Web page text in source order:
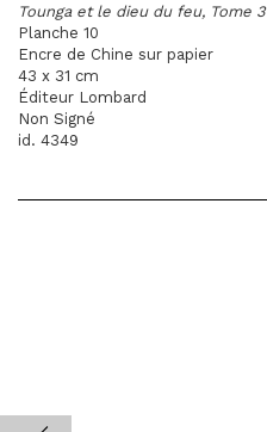
Tounga et le dieu du feu, Tome 3
Planche 10
Encre de Chine sur papier
43 x 31 cm
Éditeur Lombard
Non Signé
id. 4349